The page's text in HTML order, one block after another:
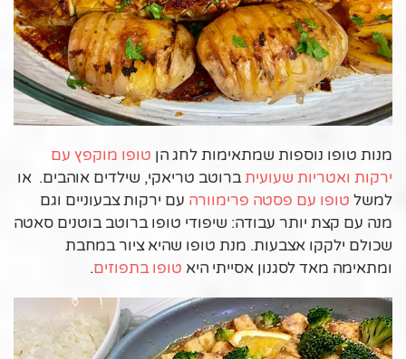
מנות טופו נוספות שמתאימות לחג הן טופו מוקפץ עם
ירקות ואטריות שעועיתברוטב טריאקי, שילדים אוהבים. או
למשל טופו עם פסטה פרימוורה עם ירקות צבעוניים וגם
מנה עם קצת יותר עבודה: שיפודי טופו ברוטב בוטנים סאטה
שכולם ילקקו אצבעות. מנת טופו שהיא ציור במחבת
ומתאימה מאד לסגנון אסייתי היא טופו בתפוזים.